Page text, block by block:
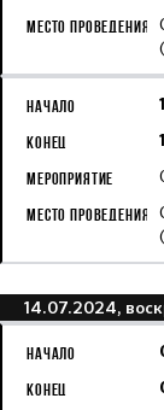
14.07.2024,